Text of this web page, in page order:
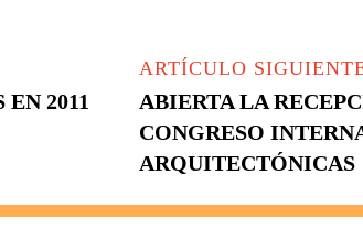
2011
ARTÍCULO
ABIERTA LA
CONGRESO
ARQUITECTÓNICAS